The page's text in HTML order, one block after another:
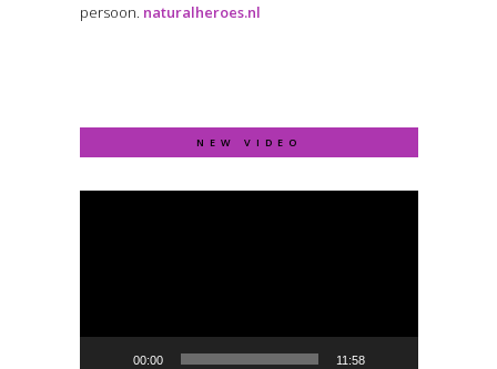
persoon. naturalheroes.nl
NEW VIDEO
Video
00:00 11:58